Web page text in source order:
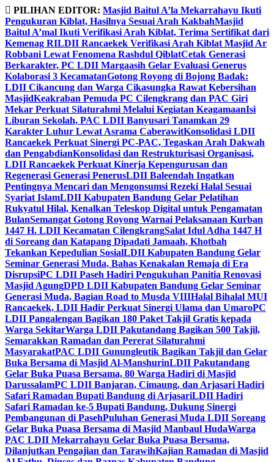
Skip
to
content
PILIHAN EDITOR: Masjid Baitul A’la Mekarrahayu Ikuti
Pengukuran Kiblat, Hasilnya Sesuai Arah KakbahMasjid
Baitul A’mal Ikuti Verifikasi Arah Kiblat, Terima Sertifikat dari
Kemenag RILDII Rancaekek Verifikasi Arah Kiblat Masjid Ar
Robbani Lewat Fenomena Rashdul QiblatCetak Generasi
Berkarakter, PC LDII Margaasih Gelar Evaluasi Generus
Kolaborasi 3 KecamatanGotong Royong di Bojong Badak:
LDII Cikancung dan Warga Cikasungka Rawat Kebersihan
MasjidKeakraban Pemuda PC Cilengkrang dan PAC Giri
Mekar Perkuat Silaturahmi Melalui Kegiatan KeagamaanIsi
Liburan Sekolah, PAC LDII Banyusari Tanamkan 29
Karakter Luhur Lewat Asrama CaberawitKonsolidasi LDII
Rancaekek Perkuat Sinergi PC-PAC, Tegaskan Arah Dakwah
dan PengabdianKonsolidasi dan Restrukturisasi Organisasi,
LDII Rancaekek Perkuat Kinerja Kepengurusan dan
Regenerasi Generasi PenerusLDII Baleendah Ingatkan
Pentingnya Mencari dan Mengonsumsi Rezeki Halal Sesuai
Syariat IslamLDII Kabupaten Bandung Gelar Pelatihan
Rukyatul Hilal, Kenalkan Teleskop Digital untuk Pengamatan
BulanSemangat Gotong Royong Warnai Pelaksanaan Kurban
1447 H. LDII Kecamatan CilengkrangSalat Idul Adha 1447 H
di Soreang dan Katapang Dipadati Jamaah, Khotbah
Tekankan Kepedulian SosialLDII Kabupaten Bandung Gelar
Seminar Generasi Muda, Bahas Kenakalan Remaja di Era
DisrupsiPC LDII Paseh Hadiri Pengukuhan Panitia Renovasi
Masjid AgungDPD LDII Kabupaten Bandung Gelar Seminar
Generasi Muda, Bagian Road to Musda VIIIHalal Bihalal MUI
Rancaekek, LDII Hadir Perkuat Sinergi Ulama dan UmaroPC
LDII Pangalengan Bagikan 180 Paket Takjil Gratis kepada
Warga SekitarWarga LDII Pakutandang Bagikan 500 Takjil,
Semarakkan Ramadan dan Pererat Silaturahmi
MasyarakatPAC LDII Gunungleutik Bagikan Takjil dan Gelar
Buka Bersama di Masjid Al-ManshurinLDII Pakutandang
Gelar Buka Puasa Bersama, 80 Warga Hadiri di Masjid
DarussalamPC LDII Banjaran, Cimaung, dan Arjasari Hadiri
Safari Ramadan Bupati Bandung di ArjasariLDII Hadiri
Safari Ramadan ke-5 Bupati Bandung, Dukung Sinergi
Pembangunan di PasehPuluhan Generasi Muda LDII Soreang
Gelar Buka Puasa Bersama di Masjid Manbaul HudaWarga
PAC LDII Mekarrahayu Gelar Buka Puasa Bersama,
Dilanjutkan Pengajian dan TarawihKajian Ramadan di Masjid